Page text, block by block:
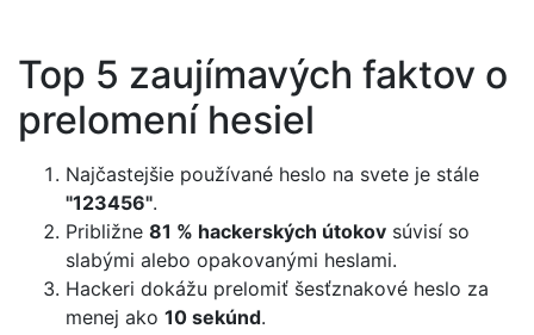
Top 5 zaujímavých faktov o
prelomení hesiel
Najčastejšie používané heslo na svete je stále
"123456".
Približne 81 % hackerských útokov súvisí so
slabými alebo opakovanými heslami.
Hackeri dokážu prelomiť šesťznakové heslo za
menej ako 10 sekúnd.